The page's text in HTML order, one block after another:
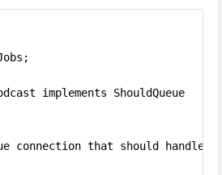
implements ShouldQueue
connection that should handle